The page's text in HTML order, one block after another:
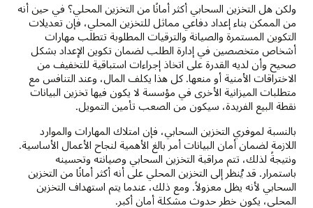
ولكن هل التخزين السحابي أكثر أمانًا من التخزين المحلي؟ في حين أنه
من الممكن بناء إعداد دفاعي مماثل للتخزين المحلي، فإن تعديلات
التكوين المستمرة والصيانة والترقيات المطلوبة تتطلب مهارات
أشخاص متخصصين في إدارة الطلب لضمان تكوين الإعداد بشكل
صحيح وأن لديه القدرة على اتخاذ إجراءات استباقية للتخفيف من
الاختراقات الأمنية أو منعها. كل هذا يكلف المال، وعند التنافس مع
متطلبات الميزانية الأخرى في مؤسسة لا يكون فيها تخزين البيانات
نقطة البيع الفريدة، سيكون من الصعب تأمين التمويل.
بالنسبة لموفري التخزين السحابي، فإن امتلاك المهارات والموارد
اللازمة لضمان أمان البيانات أمر بالغ الأهمية لنجاح الأعمال الأساسية.
ونتيجةً لذلك، تتم مراقبة التخزين السحابي وصيانته وتحسينه
باستمرار. قد يُنظر إلى التخزين المحلي على أنه أكثر أمانًا من التخزين
السحابي لأنه يظل معزولاً. ومع ذلك، عندما يتم استهداف التخزين
المحلي، يكون خطر حدوث مشكلة أمان أكبر.